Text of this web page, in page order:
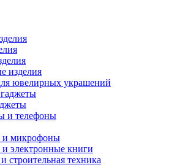
изделия
ювелирных украшений
и телефоны
микрофоны
электронные книги